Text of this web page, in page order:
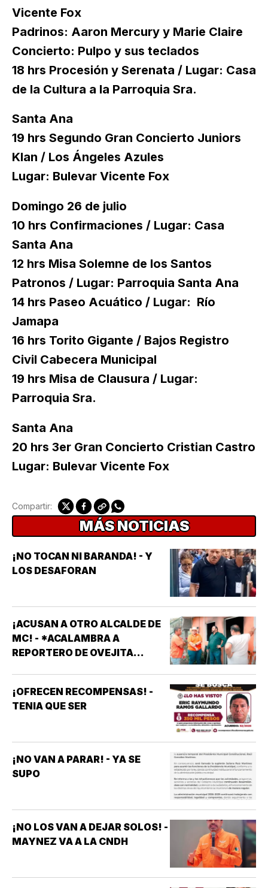
Vicente Fox
Padrinos: Aaron Mercury y Marie Claire
Concierto: Pulpo y sus teclados
18 hrs Procesión y Serenata / Lugar: Casa
de la Cultura a la Parroquia Sra.
Santa Ana
19 hrs Segundo Gran Concierto Juniors
Klan / Los Ángeles Azules
Lugar: Bulevar Vicente Fox
Domingo 26 de julio
10 hrs Confirmaciones / Lugar: Casa
Santa Ana
12 hrs Misa Solemne de los Santos
Patronos / Lugar: Parroquia Santa Ana
14 hrs Paseo Acuático / Lugar: Río
Jamapa
16 hrs Torito Gigante / Bajos Registro
Civil Cabecera Municipal
19 hrs Misa de Clausura / Lugar:
Parroquia Sra.
Santa Ana
20 hrs 3er Gran Concierto Cristian Castro
Lugar: Bulevar Vicente Fox
Compartir:
MÁS NOTICIAS
¡NO TOCAN NI BARANDA! - Y
LOS DESAFORAN
¡ACUSAN A OTRO ALCALDE DE
MC! - *ACALAMBRA A
REPORTERO DE OVEJITA
¡OFRECEN RECOMPENSAS! -
TENIA QUE SER
¡NO VAN A PARAR! - YA SE
SUPO
¡NO LOS VAN A DEJAR SOLOS! -
MAYNEZ VA A LA CNDH